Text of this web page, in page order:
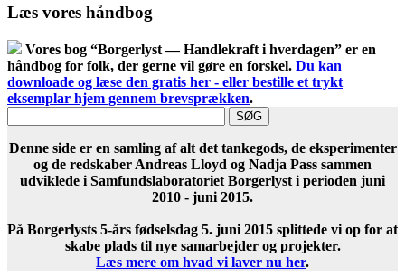
Læs vores håndbog
Vores bog “Borgerlyst — Handlekraft i hverdagen” er en
håndbog for folk, der gerne vil gøre en forskel. Du kan
downloade og læse den gratis her - eller bestille et trykt
eksemplar hjem gennem brevsprækken.
Denne side er en samling af alt det tankegods, de eksperimenter
og de redskaber Andreas Lloyd og Nadja Pass sammen
udviklede i Samfundslaboratoriet Borgerlyst i perioden juni
2010 - juni 2015.
På Borgerlysts 5-års fødselsdag 5. juni 2015 splittede vi op for at
skabe plads til nye samarbejder og projekter.
Læs mere om hvad vi laver nu her.